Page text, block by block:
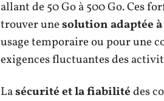
allant de 50 Go à 500 Go. Ces
trouver unesolution adaptée
usage temporaire ou pour une
exigences fluctuantes des
Lasécurité et la fiabilitédes